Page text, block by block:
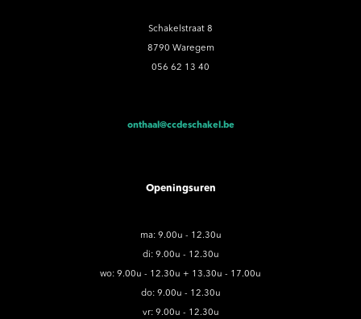
Schakelstraat 8
8790 Waregem
056 62 13 40
onthaal@ccdeschakel.be
Openingsuren
ma: 9.00u - 12.30u
di: 9.00u - 12.30u
wo: 9.00u - 12.30u + 13.30u - 17.00u
do: 9.00u - 12.30u
vr: 9.00u - 12.30u